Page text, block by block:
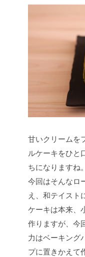
甘いクリームを
ルケーキをひと
ちになりますね。
今回はそんなロ
え、和テイスト
ケーキは本来、
作りますが、今
力はベーキング
プに置きかえて